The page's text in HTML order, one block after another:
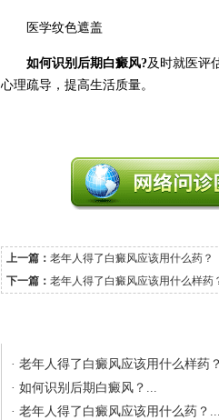
医学纹色遮盖
如何识别后期白癜风?及时就医评
心理疏导，提高生活质量。
上一篇： 老年人得了白癜风应该用什么药？
下一篇： 老年人得了白癜风应该用什么样药
· 老年人得了白癜风应该用什么样药
· 如何识别后期白癜风？...
· 老年人得了白癜风应该用什么药？...